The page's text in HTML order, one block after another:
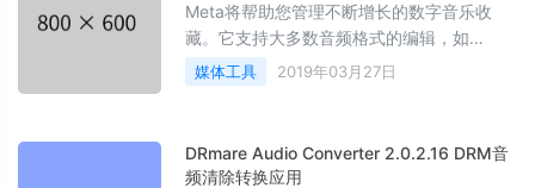
Meta将帮助您管理不断增长的数字音乐收
藏。它支持大多数音频格式的编辑，如
MP3，MP4，M4A，FLAC，OGG，OGA，
SPX，WAV等等。 AIFF和各种元数据格式，
MP4，Vorbis注释和APE标签。
媒体工具 2019年03月27日
DRmare Audio Converter 2.0.2.16 DRM音
频清除转换应用